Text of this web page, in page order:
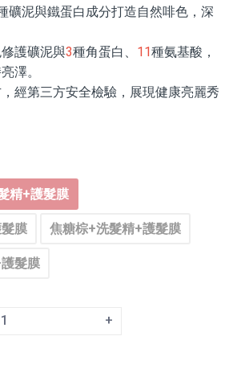
礦泥與鐵蛋白成分打造自然啡色，深
護礦泥與3種角蛋白、 11種氨基酸，
澤。
經第三方安全檢驗，展現健康亮麗秀
精+護髮膜
膜 焦糖棕+洗髮精+護髮膜
髮膜
+